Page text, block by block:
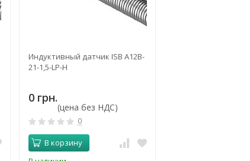
Индуктивный датчик ISB A12B-
21-1,5-LP-H
0 грн.
(цена без НДС)
0
В корзину